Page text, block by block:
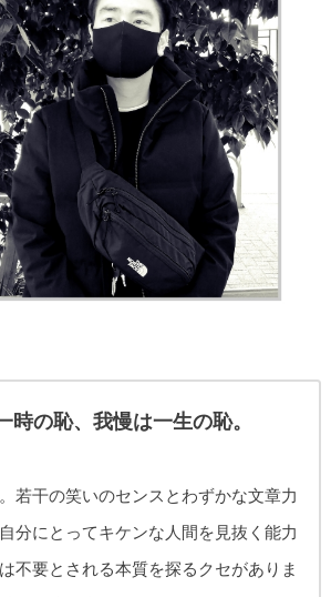
時の恥、我慢は一生の恥。
若干の笑いのセンスとわずかな文章力
分にとってキケンな人間を見抜く能力
不要とされる本質を探るクセがありま